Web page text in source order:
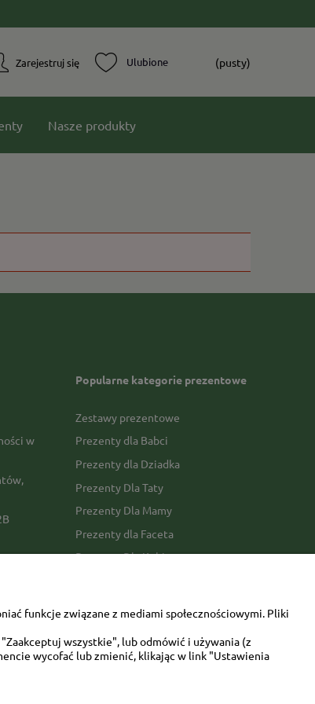
Zarejestruj się (pusty)
Nasze produkty
w
Popularne kategorie prezentowe
Zestawy prezentowe
Prezenty dla Babci
Prezenty dla Dziadka
Prezenty Dla Taty
Prezenty Dla Mamy
Prezenty dla Faceta
Prezenty Dla Kobiety
funkcje związane z mediami społecznościowymi. Pliki
wszystkie", lub odmówić i używania (z
wycofać lub zmienić, klikając w link "Ustawienia